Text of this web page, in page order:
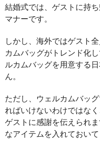
結婚式では、ゲストに持
マナーです。
しかし、海外ではゲスト
カムバッグがトレンド化
ルカムバッグを用意する
ん。
ただし、ウェルカムバッ
ればいけないわけではな
ゲストに感謝を伝えられ
なアイテムを入れておいて